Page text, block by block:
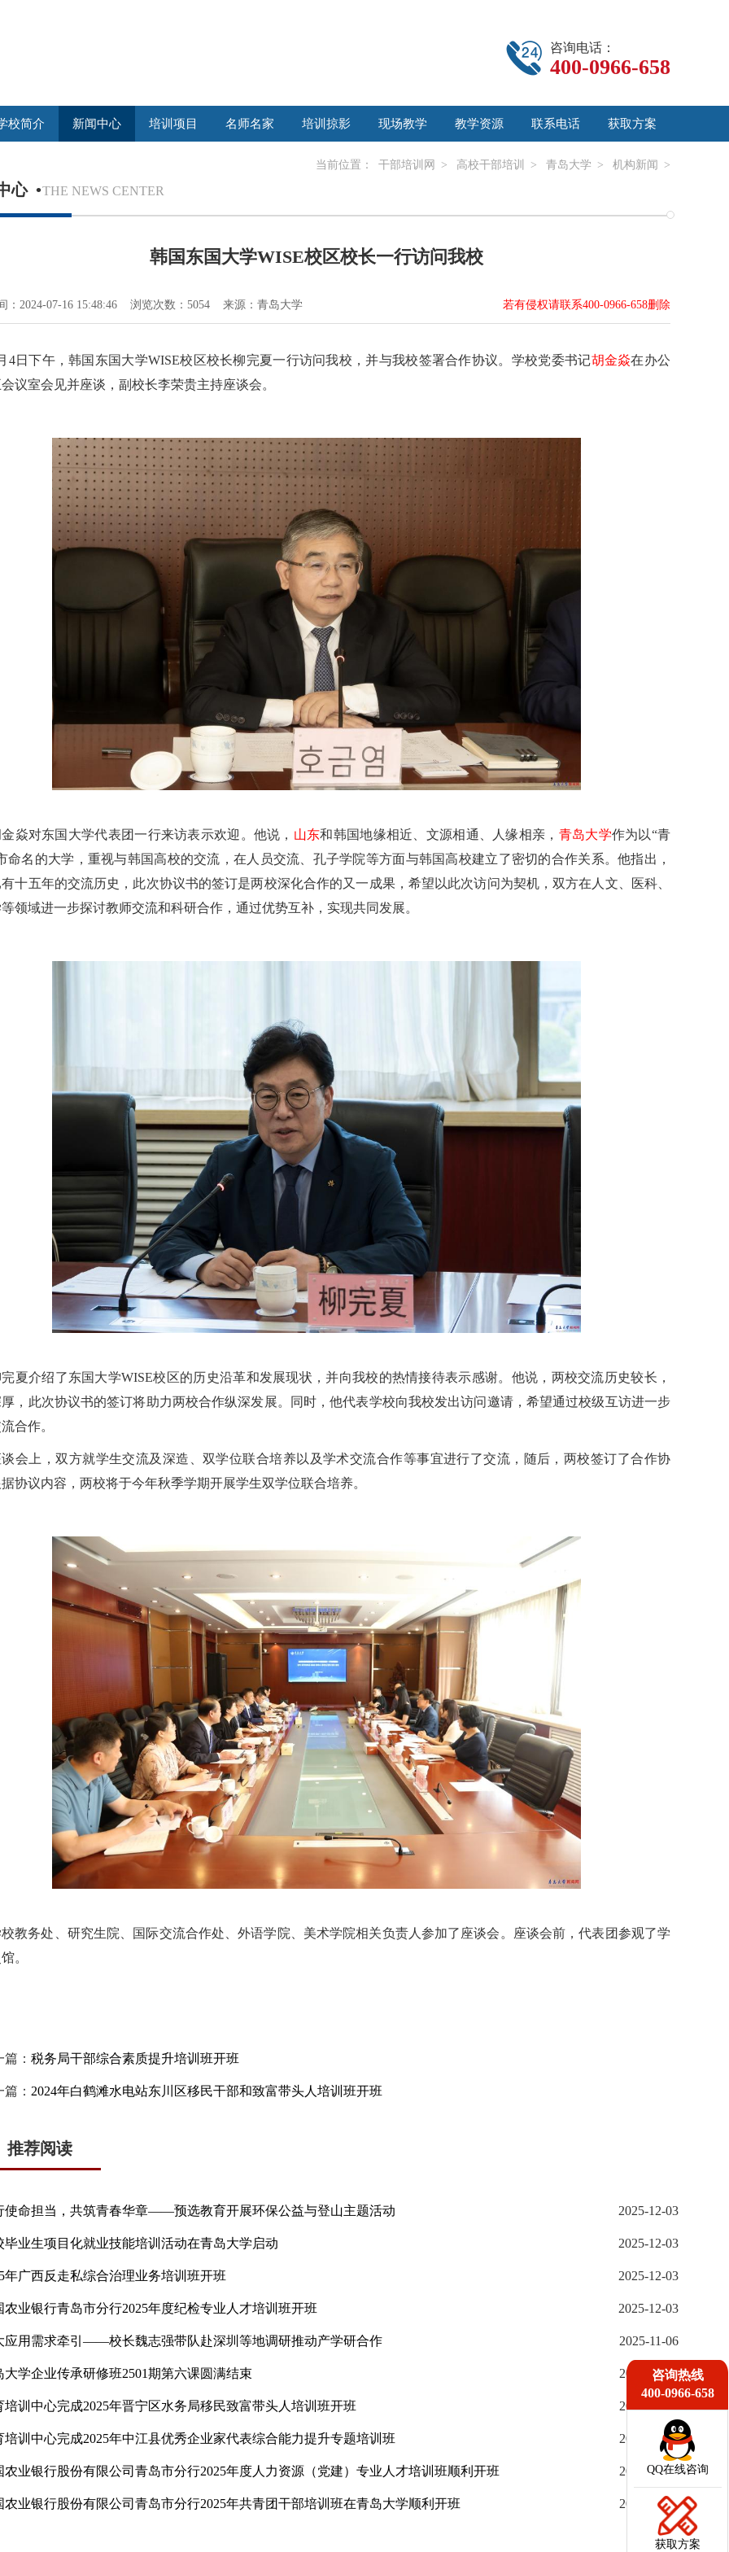
咨询电话：
400-0966-658
校简介 新闻中心 培训项目 名师名家 培训掠影 现场教学 教学资源 联系电话 获取方案
当前位置： 干部培训网 > 高校干部培训 > 青岛大学 > 机构新闻 >
心 •THE NEWS CENTER
韩国东国大学WISE校区校长一行访问我校
：2024-07-16 15:48:46 浏览次数：5054 来源：青岛大学 若有侵权请联系400-0966-658删除
4日下午，韩国东国大学WISE校区校长柳完夏一行访问我校，并与我校签署合作协议。学校党委书记胡金焱在办公
议室会见并座谈，副校长李荣贵主持座谈会。
焱对东国大学代表团一行来访表示欢迎。他说， 山东和韩国地缘相近、文源相通、人缘相亲， 青岛大学作为以“青
命名的大学，重视与韩国高校的交流，在人员交流、孔子学院等方面与韩国高校建立了密切的合作关系。他指出，
十五年的交流历史，此次协议书的签订是两校深化合作的又一成果，希望以此次访问为契机，双方在人文、医科、
领域进一步探讨教师交流和科研合作，通过优势互补，实现共同发展。
夏介绍了东国大学WISE校区的历史沿革和发展现状，并向我校的热情接待表示感谢。他说，两校交流历史较长，
，此次协议书的签订将助力两校合作纵深发展。同时，他代表学校向我校发出访问邀请，希望通过校级互访进一步
合作。
会上，双方就学生交流及深造、双学位联合培养以及学术交流合作等事宜进行了交流，随后，两校签订了合作协
协议内容，两校将于今年秋季学期开展学生双学位联合培养。
教务处、研究生院、国际交流合作处、外语学院、美术学院相关负责人参加了座谈会。座谈会前，代表团参观了学
。
： 税务局干部综合素质提升培训班开班
： 2024年白鹤滩水电站东川区移民干部和致富带头人培训班开班
推荐阅读
使命担当，共筑青春华章——预选教育开展环保公益与登山主题活动 2025-12-03
毕业生项目化就业技能培训活动在青岛大学启动 2025-12-03
年广西反走私综合治理业务培训班开班 2025-12-03
农业银行青岛市分行2025年度纪检专业人才培训班开班 2025-12-03
应用需求牵引——校长魏志强带队赴深圳等地调研推动产学研合作 2025-11-06
大学企业传承研修班2501期第六课圆满结束 2025-11-06
培训中心完成2025年晋宁区水务局移民致富带头人培训班开班 2025-11-06
培训中心完成2025年中江县优秀企业家代表综合能力提升专题培训班 2025-11-06
农业银行股份有限公司青岛市分行2025年度人力资源（党建）专业人才培训班顺利开班 2025-11-06
农业银行股份有限公司青岛市分行2025年共青团干部培训班在青岛大学顺利开班 2025-11-06
咨询热线
400-0966-658
QQ在线咨询
获取方案